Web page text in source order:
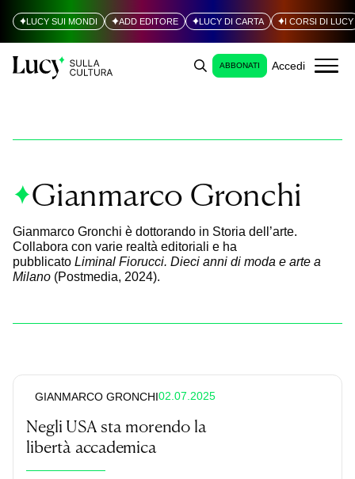
LUCY SUI MONDI ADD EDITORE LUCY DI CARTA I CORSI DI LUCY
ABBONATI Accedi
Gianmarco Gronchi
Gianmarco Gronchi è dottorando in Storia dell’arte.
Collabora con varie realtà editoriali e ha
pubblicatoLiminal Fiorucci. Dieci anni di moda e arte a
Milano (Postmedia, 2024).
GIANMARCO GRONCHI02.07.2025
Negli USA sta morendo la
libertà accademica